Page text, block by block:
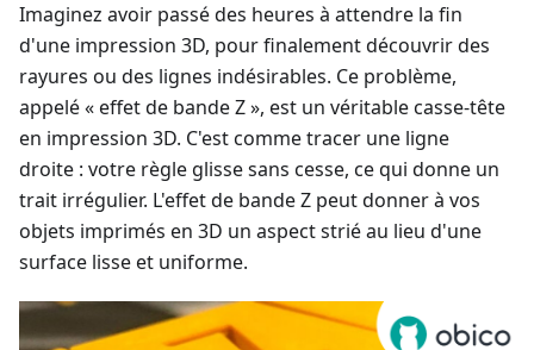
Imaginez avoir passé des heures à attendre la fin
d'une impression 3D, pour finalement découvrir des
rayures ou des lignes indésirables. Ce problème,
appelé « effet de bande Z », est un véritable casse-tête
en impression 3D. C'est comme tracer une ligne
droite : votre règle glisse sans cesse, ce qui donne un
trait irrégulier. L'effet de bande Z peut donner à vos
objets imprimés en 3D un aspect strié au lieu d'une
surface lisse et uniforme.